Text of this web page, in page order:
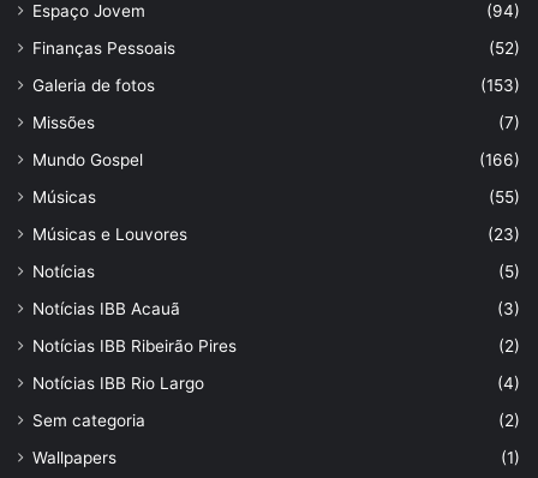
Espaço Jovem
(94)
Finanças Pessoais
(52)
Galeria de fotos
(153)
Missões
(7)
Mundo Gospel
(166)
Músicas
(55)
Músicas e Louvores
(23)
Notícias
(5)
Notícias IBB Acauã
(3)
Notícias IBB Ribeirão Pires
(2)
Notícias IBB Rio Largo
(4)
Sem categoria
(2)
Wallpapers
(1)